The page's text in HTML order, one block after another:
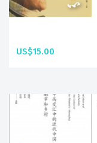
US$15.00